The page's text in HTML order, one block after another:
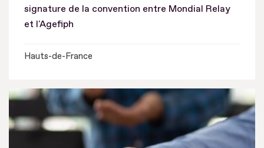
signature de la convention entre Mondial Relay
et l'Agefiph
Hauts-de-France